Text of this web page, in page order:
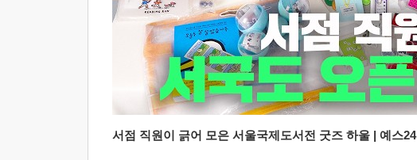
서점 직원이 긁어 모은 서울국제도서전 굿즈 하울 | 예스24